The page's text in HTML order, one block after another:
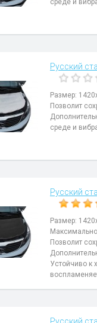
среде и
Русский
Размер:
Позволит
среде и
Русский
Размер:
Позволит
Устойчиво к